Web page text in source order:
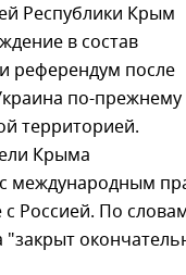
Республики Крым
в состав
референдум после
по-прежнему
территорией.
Крыма
международным
Россией. По